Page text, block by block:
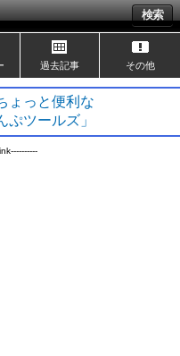
検索
過去記事 その他
ょっと便利な
ぷツールズ」